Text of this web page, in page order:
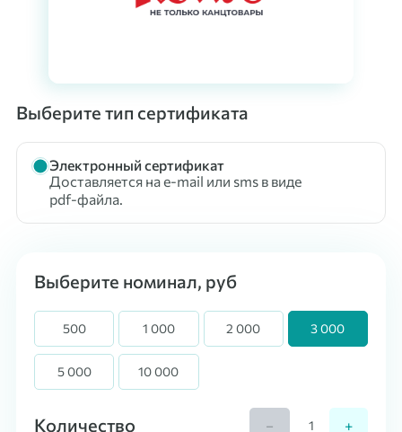
Выберите тип сертификата
Электронный сертификат
Доставляется на e-mail или sms в виде
pdf-файла.
Выберите номинал, руб
500 1 000 2 000 3 000
5 000 10 000
Количество − +